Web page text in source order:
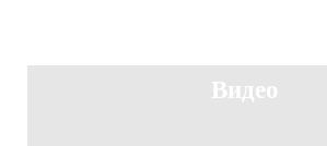
Видео